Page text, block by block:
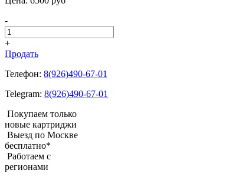
-
+
Продать
Телефон: 8(926)490-67-01
Telegram: 8(926)490-67-01
Покупаем только
новые картриджи
Выезд по Москве
бесплатно*
Работаем с
регионами